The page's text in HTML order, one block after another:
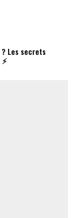
Les secrets